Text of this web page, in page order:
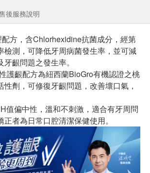
後服務說明
方，含Chlorhexidine抗菌成分，經第
檢測，可降低牙周病菌發生率，並可減
齦問題之發生率。
護齦配方為紐西蘭BioGro有機認證之桃
性劑，可修復牙齦問題，改善壞口氣，
值偏中性，溫和不刺激，適合有牙周問
者為日常口腔清潔保健使用。